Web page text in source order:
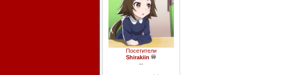
Посетители
Shirakiin
--